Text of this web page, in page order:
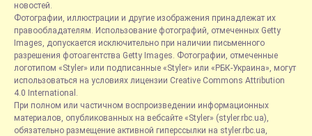
новостей.
Фотографии, иллюстрации и другие изображения принадлежат их
правообладателям. Использование фотографий, отмеченных Getty
Images, допускается исключительно при наличии письменного
разрешения фотоагентства Getty Images. Фотографии, отмеченные
логотипом «Styler» или подписанные «Styler» или «РБК-Украина», могут
использоваться на условиях лицензии Creative Commons Attribution
4.0 International.
При полном или частичном воспроизведении информационных
материалов, опубликованных на вебсайте «Styler» (styler.rbc.ua),
обязательно размещение активной гиперссылки на styler.rbc.ua,